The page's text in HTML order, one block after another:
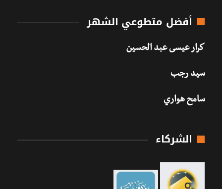
أفضل متطوعي الشهر
كرار عيسى عبد الحسين
سيد رجب
سامح هواري
الشركاء